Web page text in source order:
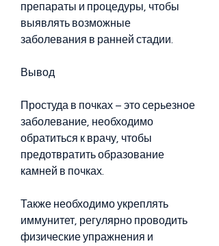
препараты и процедуры, чтобы
выявлять возможные
заболевания в ранней стадии.
Вывод
Простуда в почках – это серьезное
заболевание, необходимо
обратиться к врачу, чтобы
предотвратить образование
камней в почках.
Также необходимо укреплять
иммунитет, регулярно проводить
физические упражнения и